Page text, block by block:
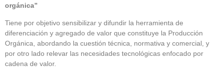
orgánica”
Tiene por objetivo sensibilizar y difundir la herramienta de
diferenciación y agregado de valor que constituye la Producción
Orgánica, abordando la cuestión técnica, normativa y comercial, y
por otro lado relevar las necesidades tecnológicas enfocado por
cadena de valor.